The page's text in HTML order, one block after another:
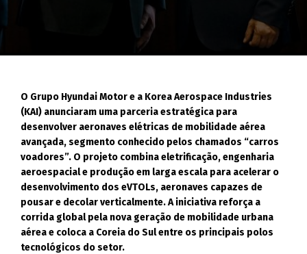
O Grupo Hyundai Motor e a Korea Aerospace Industries
(KAI) anunciaram uma parceria estratégica para
desenvolver aeronaves elétricas de mobilidade aérea
avançada, segmento conhecido pelos chamados “carros
voadores”. O projeto combina eletrificação, engenharia
aeroespacial e produção em larga escala para acelerar o
desenvolvimento dos eVTOLs, aeronaves capazes de
pousar e decolar verticalmente. A iniciativa reforça a
corrida global pela nova geração de mobilidade urbana
aérea e coloca a Coreia do Sul entre os principais polos
tecnológicos do setor.